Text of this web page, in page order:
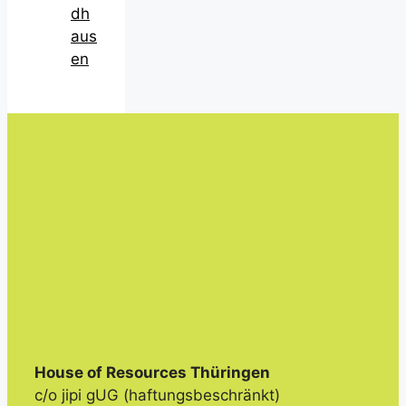
dh
aus
en
House of Resources Thüringen
c/o jipi gUG (haftungsbeschränkt)